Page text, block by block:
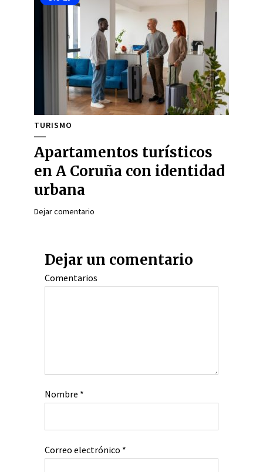
TURISMO
Apartamentos turísticos
en A Coruña con identidad
urbana
Dejar comentario
Dejar un comentario
Comentarios
Nombre *
Correo electrónico *